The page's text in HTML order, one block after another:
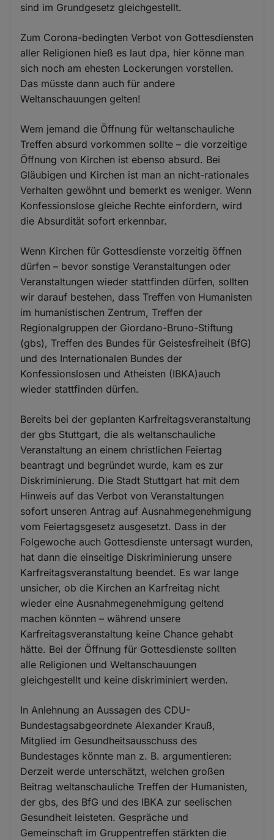
sind im Grundgesetz gleichgestellt.
Zum Corona-bedingten Verbot von Gottesdiensten
aller Religionen hieß es laut dpa, hier könne man
sich noch am ehesten Lockerungen vorstellen.
Das müsste dann auch für andere
Weltanschauungen gelten!
Wem jemand die Öffnung für weltanschauliche
Treffen absurd vorkommen sollte – die vorzeitige
Öffnung von Kirchen ist ebenso absurd. Bei
Gläubigen und Kirchen ist man an nicht-rationales
Verhalten gewöhnt und bemerkt es weniger. Wenn
Konfessionslose gleiche Rechte einfordern, wird
die Absurdität sofort erkennbar.
Wenn Kirchen für Gottesdienste vorzeitig öffnen
dürfen – bevor sonstige Veranstaltungen oder
Veranstaltungen wieder stattfinden dürfen, sollten
wir darauf bestehen, dass Treffen von Humanisten
im humanistischen Zentrum, Treffen der
Regionalgruppen der Giordano-Bruno-Stiftung
(gbs), Treffen des Bundes für Geistesfreiheit (BfG)
und des Internationalen Bundes der
Konfessionslosen und Atheisten (IBKA)auch
wieder stattfinden dürfen.
Bereits bei der geplanten Karfreitagsveranstaltung
der gbs Stuttgart, die als weltanschauliche
Veranstaltung an einem christlichen Feiertag
beantragt und begründet wurde, kam es zur
Diskriminierung. Die Stadt Stuttgart hat mit dem
Hinweis auf das Verbot von Veranstaltungen
sofort unseren Antrag auf Ausnahmegenehmigung
vom Feiertagsgesetz ausgesetzt. Dass in der
Folgewoche auch Gottesdienste untersagt wurden,
hat dann die einseitige Diskriminierung unsere
Karfreitagsveranstaltung beendet. Es war lange
unsicher, ob die Kirchen an Karfreitag nicht
wieder eine Ausnahmegenehmigung geltend
machen könnten – während unsere
Karfreitagsveranstaltung keine Chance gehabt
hätte. Bei der Öffnung für Gottesdienste sollten
alle Religionen und Weltanschauungen
gleichgestellt und keine diskriminiert werden.
In Anlehnung an Aussagen des CDU-
Bundestagsabgeordnete Alexander Krauß,
Mitglied im Gesundheitsausschuss des
Bundestages könnte man z. B. argumentieren:
Derzeit werde unterschätzt, welchen großen
Beitrag weltanschauliche Treffen der Humanisten,
der gbs, des BfG und des IBKA zur seelischen
Gesundheit leisteten. Gespräche und
Gemeinschaft im Gruppentreffen stärkten die